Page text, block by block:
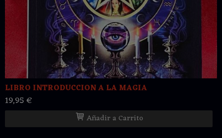
LIBRO INTRODUCCION A LA MAGIA
19,95 €
Añadir a Carrito